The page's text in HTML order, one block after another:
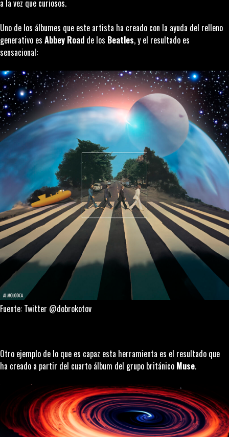
a la vez que curiosos.
Uno de los álbumes que este artista ha creado con la ayuda del relleno
generativo es Abbey Road de los Beatles, y el resultado es
sensacional:
Fuente: Twitter @dobrokotov
Otro ejemplo de lo que es capaz esta herramienta es el resultado que
ha creado a partir del cuarto álbum del grupo británico Muse.